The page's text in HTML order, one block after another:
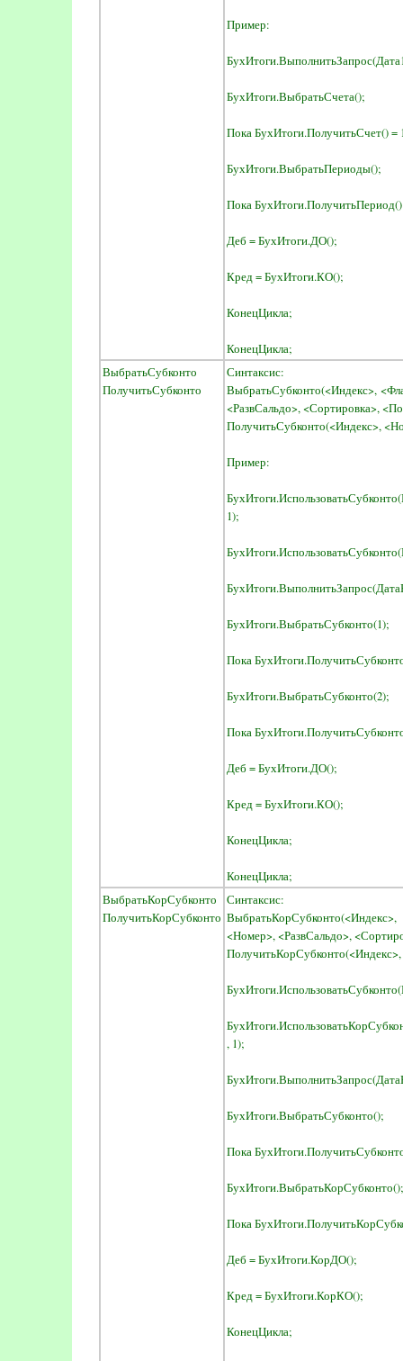
Пример:
БухИтоги.ВыбратьСчета();
Пока БухИтоги.ПолучитьСчет() =
БухИтоги.ВыбратьПериоды();
Пока БухИтоги.ПолучитьПериод()
Деб = БухИтоги.ДО();
Кред = БухИтоги.КО();
КонецЦикла;
КонецЦикла;
ВыбратьСубконто
ПолучитьСубконто
Синтаксис:
ВыбратьСубконто(<Индекс>,
<РазвСальдо>, <Сортировка>,
ПолучитьСубконто(<Индекс>,
Пример:
1);
БухИтоги.ВыбратьСубконто(1);
Пока
БухИтоги.ВыбратьСубконто(2);
Пока
Деб = БухИтоги.ДО();
Кред = БухИтоги.КО();
КонецЦикла;
КонецЦикла;
ВыбратьКорСубконто
ПолучитьКорСубконто
Синтаксис:
<Номер>, <РазвСальдо>,
, 1);
БухИтоги.ВыбратьСубконто();
Пока
БухИтоги.ВыбратьКорСубконто();
Пока
Деб = БухИтоги.КорДО();
Кред = БухИтоги.КорКО();
КонецЦикла;